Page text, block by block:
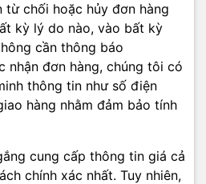
từ chối hoặc hủy đơn hàng
kỳ lý do nào, vào bất kỳ
cần thông báo
nhận đơn hàng, chúng tôi có
thông tin như số điện
hàng nhằm đảm bảo tính
cung cấp thông tin giá cả
chính xác nhất. Tuy nhiên,